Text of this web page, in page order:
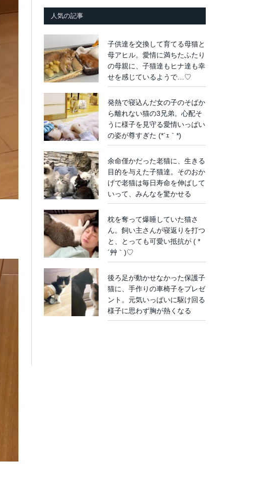
人気の記事
子供達を交換して育てる母猫と
母アヒル。愛情に満ちたふたり
の母親に、子猫達もヒナ達も幸
せを感じているようで…♡
発熱で寝込んだ女の子のそばか
ら離れない猫の3兄弟。心配そ
うに様子を見守る愛情いっぱい
の姿が尊すぎた (*´ｪ｀*)
余命僅かだった老猫に、生きる
目的を与えた子猫達。そのおか
げで老猫は毎日寿命を伸ばして
いって、みんなを驚かせる
枕を奪って爆睡していた猫さ
ん。飼い主さんが寝返りを打つ
と、とっても可愛い抵抗が ( *
´艸｀)♡
後ろ足が動かせなかった保護子
猫に、手作りの車椅子をプレゼ
ント。元気いっぱいに駆け回る
様子に思わず胸が熱くなる